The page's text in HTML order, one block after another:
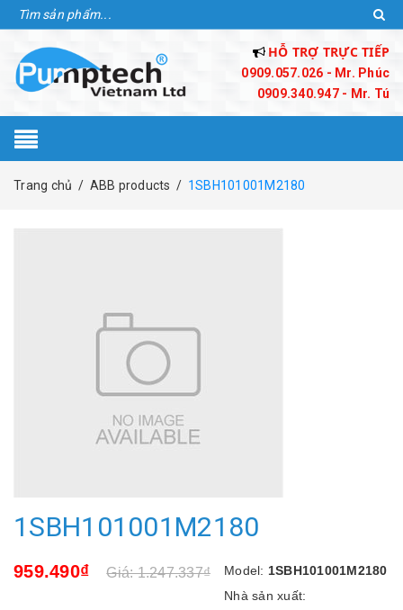
HỖ TRỢ TRỰC TIẾP
0909.057.026 - Mr. Phúc
0909.340.947 - Mr. Tú
Trang chủ / ABB products / 1SBH101001M2180
1SBH101001M2180
959.490₫ Giá: 1.247.337₫ Model: 1SBH101001M2180
Nhà sản xuất: